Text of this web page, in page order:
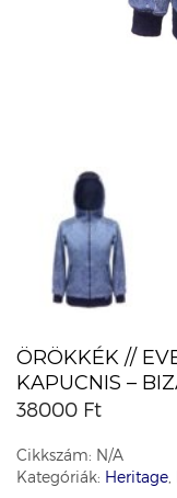
ÖRÖKKÉK //
KAPUCNIS –
38000 Ft
Cikkszám: N/A
Kategóriák: Heritage